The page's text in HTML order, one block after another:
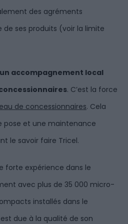
des agréments
de ses produits (voir la limite
accompagnement local
. C’est la force
de concessionnaires. Cela
pose et une maintenance
le savoir faire Tricel.
forte expérience dans le
avec plus de 35 000 micro-
installés dans le
due à la qualité de son